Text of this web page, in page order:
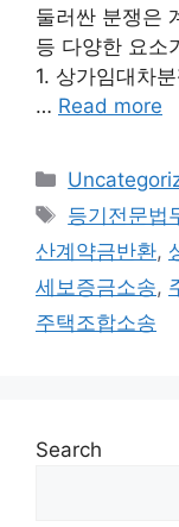
둘러싼 분쟁은
등 다양한 요소
1. 상가임대차
… Read more
Categories
Tags
등기전문법
산계약금반환,
세보증금소송,
주택조합소송
Search